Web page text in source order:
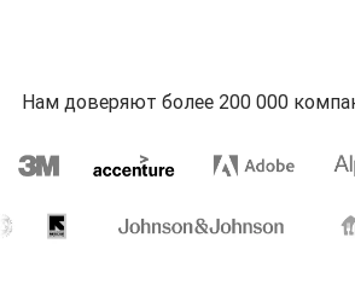
Нам доверяют более 200 000